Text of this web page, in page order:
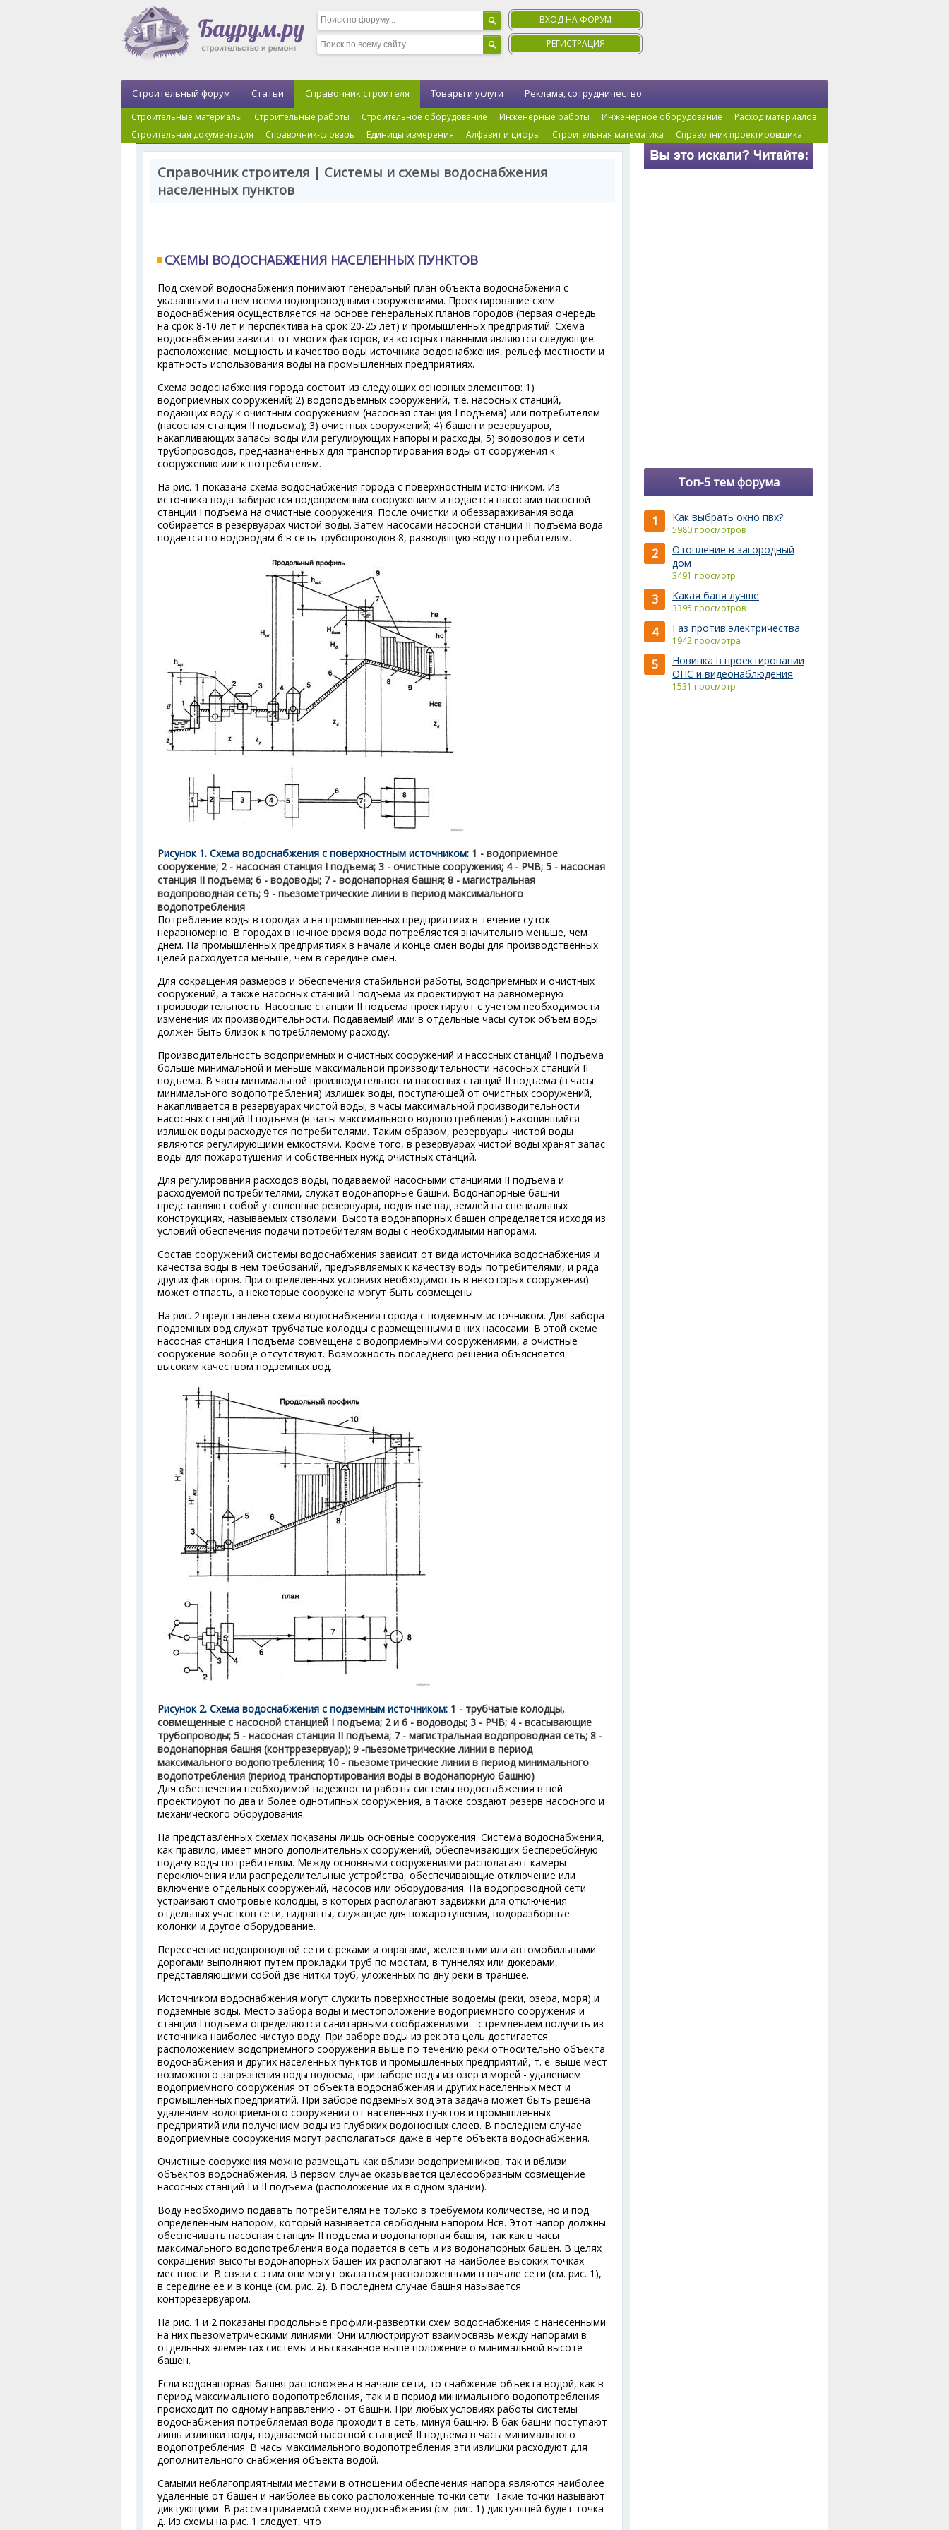
ВХОД НА ФОРУМ
РЕГИСТРАЦИЯ
Строительный форум Статьи Справочник строителя
Строительные материалы Строительные работы Строительное оборудование Инженерные работы Инженерное оборудование
Расход материалов
Строительная документация
Справочник-словарь Единицы измерения Алфавит и цифры Строительная математика Справочник проектировщика
Товары и услуги Реклама, сотрудничество
Справочник строителя | Системы и схемы водоснабжения
населенных пунктов
СХЕМЫ ВОДОСНАБЖЕНИЯ НАСЕЛЕННЫХ ПУНКТОВ
Под схемой водоснабжения понимают генеральный план объекта водоснабжения с
указанными на нем всеми водопроводными сооружениями. Проектирование схем
водоснабжения осуществляется на основе генеральных планов городов (первая очередь
на срок 8-10 лет и перспектива на срок 20-25 лет) и промышленных предприятий. Схема
водоснабжения зависит от многих факторов, из которых главными являются следующие:
расположение, мощность и качество воды источника водоснабжения, рельеф местности и
кратность использования воды на промышленных предприятиях.
Схема водоснабжения города состоит из следующих основных элементов: 1)
водоприемных сооружений; 2) водоподъемных сооружений, т.е. насосных станций,
подающих воду к очистным сооружениям (насосная станция I подъема) или потребителям
(насосная станция II подъема); 3) очистных сооружений; 4) башен и резервуаров,
накапливающих запасы воды или регулирующих напоры и расходы; 5) водоводов и сети
трубопроводов, предназначенных для транспортирования воды от сооружения к
сооружению или к потребителям.
На рис. 1 показана схема водоснабжения города с поверхностным источником. Из
источника вода забирается водоприемным сооружением и подается насосами насосной
станции I подъема на очистные сооружения. После очистки и обеззараживания вода
собирается в резервуарах чистой воды. Затем насосами насосной станции II подъема вода
подается по водоводам 6 в сеть трубопроводов 8, разводящую воду потребителям.
Рисунок 1. Схема водоснабжения с поверхностным источником: 1 - водоприемное
сооружение; 2 - насосная станция I подъема; 3 - очистные сооружения; 4 - РЧВ; 5 - насосная
станция II подъема; 6 - водоводы; 7 - водонапорная башня; 8 - магистральная
водопроводная сеть; 9 - пьезометрические линии в период максимального
водопотребления
Потребление воды в городах и на промышленных предприятиях в течение суток
неравномерно. В городах в ночное время вода потребляется значительно меньше, чем
днем. На промышленных предприятиях в начале и конце смен воды для производственных
целей расходуется меньше, чем в середине смен.
Для сокращения размеров и обеспечения стабильной работы, водоприемных и очистных
сооружений, а также насосных станций I подъема их проектируют на равномерную
производительность. Насосные станции II подъема проектируют с учетом необходимости
изменения их производительности. Подаваемый ими в отдельные часы суток объем воды
должен быть близок к потребляемому расходу.
Производительность водоприемных и очистных сооружений и насосных станций I подъема
больше минимальной и меньше максимальной производительности насосных станций II
подъема. В часы минимальной производительности насосных станций II подъема (в часы
минимального водопотребления) излишек воды, поступающей от очистных сооружений,
накапливается в резервуарах чистой воды; в часы максимальной производительности
насосных станций II подъема (в часы максимального водопотребления) накопившийся
излишек воды расходуется потребителями. Таким образом, резервуары чистой воды
являются регулирующими емкостями. Кроме того, в резервуарах чистой воды хранят запас
воды для пожаротушения и собственных нужд очистных станций.
Для регулирования расходов воды, подаваемой насосными станциями II подъема и
расходуемой потребителями, служат водонапорные башни. Водонапорные башни
представляют собой утепленные резервуары, поднятые над землей на специальных
конструкциях, называемых стволами. Высота водонапорных башен определяется исходя из
условий обеспечения подачи потребителям воды с необходимыми напорами.
Состав сооружений системы водоснабжения зависит от вида источника водоснабжения и
качества воды в нем требований, предъявляемых к качеству воды потребителями, и ряда
других факторов. При определенных условиях необходимость в некоторых сооружения)
может отпасть, а некоторые сооружена могут быть совмещены.
На рис. 2 представлена схема водоснабжения города с подземным источником. Для забора
подземных вод служат трубчатые колодцы с размещенными в них насосами. В этой схеме
насосная станция I подъема совмещена с водоприемными сооружениями, а очистные
сооружение вообще отсутствуют. Возможность последнего решения объясняется
высоким качеством подземных вод.
Рисунок 2. Схема водоснабжения с подземным источником: 1 - трубчатые колодцы,
совмещенные с насосной станцией I подъема; 2 и 6 - водоводы; 3 - РЧВ; 4 - всасывающие
трубопроводы; 5 - насосная станция II подъема; 7 - магистральная водопроводная сеть; 8 -
водонапорная башня (контррезервуар); 9 -пьезометрические линии в период
максимального водопотребления; 10 - пьезометрические линии в период минимального
водопотребления (период транспортирования воды в водонапорную башню)
Для обеспечения необходимой надежности работы системы водоснабжения в ней
проектируют по два и более однотипных сооружения, а также создают резерв насосного и
механического оборудования.
На представленных схемах показаны лишь основные сооружения. Система водоснабжения,
как правило, имеет много дополнительных сооружений, обеспечивающих бесперебойную
подачу воды потребителям. Между основными сооружениями располагают камеры
переключения или распределительные устройства, обеспечивающие отключение или
включение отдельных сооружений, насосов или оборудования. На водопроводной сети
устраивают смотровые колодцы, в которых располагают задвижки для отключения
отдельных участков сети, гидранты, служащие для пожаротушения, водоразборные
колонки и другое оборудование.
Пересечение водопроводной сети с реками и оврагами, железными или автомобильными
дорогами выполняют путем прокладки труб по мостам, в туннелях или дюкерами,
представляющими собой две нитки труб, уложенных по дну реки в траншее.
Источником водоснабжения могут служить поверхностные водоемы (реки, озера, моря) и
подземные воды. Место забора воды и местоположение водоприемного сооружения и
станции I подъема определяются санитарными соображениями - стремлением получить из
источника наиболее чистую воду. При заборе воды из рек эта цель достигается
расположением водоприемного сооружения выше по течению реки относительно объекта
водоснабжения и других населенных пунктов и промышленных предприятий, т. е. выше мест
возможного загрязнения воды водоема; при заборе воды из озер и морей - удалением
водоприемного сооружения от объекта водоснабжения и других населенных мест и
промышленных предприятий. При заборе подземных вод эта задача может быть решена
удалением водоприемного сооружения от населенных пунктов и промышленных
предприятий или получением воды из глубоких водоносных слоев. В последнем случае
водоприемные сооружения могут располагаться даже в черте объекта водоснабжения.
Очистные сооружения можно размещать как вблизи водоприемников, так и вблизи
объектов водоснабжения. В первом случае оказывается целесообразным совмещение
насосных станций I и II подъема (расположение их в одном здании).
Воду необходимо подавать потребителям не только в требуемом количестве, но и под
определенным напором, который называется свободным напором Нсв. Этот напор должны
обеспечивать насосная станция II подъема и водонапорная башня, так как в часы
максимального водопотребления вода подается в сеть и из водонапорных башен. В целях
сокращения высоты водонапорных башен их располагают на наиболее высоких точках
местности. В связи с этим они могут оказаться расположенными в начале сети (см. рис. 1),
в середине ее и в конце (см. рис. 2). В последнем случае башня называется
контррезервуаром.
На рис. 1 и 2 показаны продольные профили-развертки схем водоснабжения с нанесенными
на них пьезометрическими линиями. Они иллюстрируют взаимосвязь между напорами в
отдельных элементах системы и высказанное выше положение о минимальной высоте
башен.
Если водонапорная башня расположена в начале сети, то снабжение объекта водой, как в
период максимального водопотребления, так и в период минимального водопотребления
происходит по одному направлению - от башни. При любых условиях работы системы
водоснабжения потребляемая вода проходит в сеть, минуя башню. В бак башни поступают
лишь излишки воды, подаваемой насосной станцией II подъема в часы минимального
водопотребления. В часы максимального водопотребления эти излишки расходуют для
дополнительного снабжения объекта водой.
Самыми неблагоприятными местами в отношении обеспечения напора являются наиболее
удаленные от башен и наиболее высоко расположенные точки сети. Такие точки называют
диктующими. В рассматриваемой схеме водоснабжения (см. рис. 1) диктующей будет точка
д. Из схемы на рис. 1 следует, что
Топ-5 тем форума
1 Как выбрать окно пвх?
5980 просмотров
2
Отопление в загородный
дом
3491 просмотр
3 Какая баня лучше
3395 просмотров
4 Газ против электричества
1942 просмотра
5
Новинка в проектировании
ОПС и видеонаблюдения
1531 просмотр